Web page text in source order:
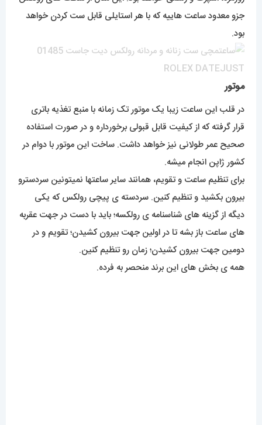
جزو معدود ساعت هاییه که با هر استایلی قابل ست کردن خواهد
بود.
موتور
در قلب این ساعت زیبا یک موتور تک زمانه با منبع تغذیه باتری
قرار گرفته که از کیفیت قابل قبولی برخورداره و در صورت استفاده
صحیح عمر طولانی نیز خواهد داشت. ساخت این موتور با دوام در
کشور ژاپن انجام میشه.
برای تنظیم ساعت و تقویم، همانند سایر ساعتها نمیتونین سردسترو
بیرون بکشید و تنظیم کنین. سردسته ی پیچی رولکس که یکی
دیگه از گزینه های شناسنامه ی رولکسه؛ باید با دست در جهت عقربه
های ساعت باز بشه تا در اولین جهت بیرون کشیدن؛ تقویم و در
دومین جهت بیرون کشیدن؛ زمان رو تنظیم کنین.
همه ی بخش های این برند منحصر به فرده.